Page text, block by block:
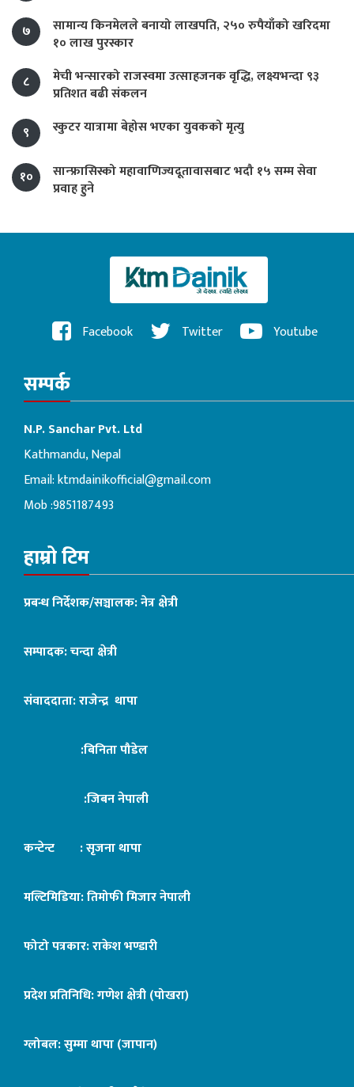
७
सामान्य किनमेलले बनायो लाखपति, २५० रुपैयाँको खरिदमा
१० लाख पुरस्कार
८
मेची भन्सारको राजस्वमा उत्साहजनक वृद्धि, लक्ष्यभन्दा ९३
प्रतिशत बढी संकलन
९
स्कुटर यात्रामा बेहोस भएका युवकको मृत्यु
१०
सान्फ्रासिस्को महावाणिज्यदूतावासबाट भदौ १५ सम्म सेवा
प्रवाह हुने
Facebook Twitter Youtube
सम्पर्क
N.P. Sanchar Pvt. Ltd
Kathmandu, Nepal
Email:ktmdainikofficial@gmail.com
Mob :9851187493
हाम्रो टिम
प्रबन्ध निर्देशक/सञ्चालक: नेत्र क्षेत्री
सम्पादक: चन्दा क्षेत्री
संवाददाता: राजेन्द्र थापा
:बिनिता पौडेल
:जिबन नेपाली
कन्टेन्ट : सृजना थापा
मल्टिमिडिया: तिमोफी मिजार नेपाली
फोटो पत्रकार: राकेश भण्डारी
प्रदेश प्रतिनिधि: गणेश क्षेत्री (पोखरा)
ग्लोबल: सुम्मा थापा (जापान)